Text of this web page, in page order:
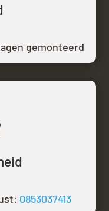
gemonteerd
0853037413